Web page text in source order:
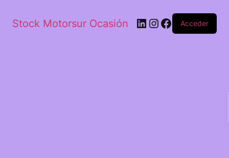
Stock Motorsur Ocasión Acceder